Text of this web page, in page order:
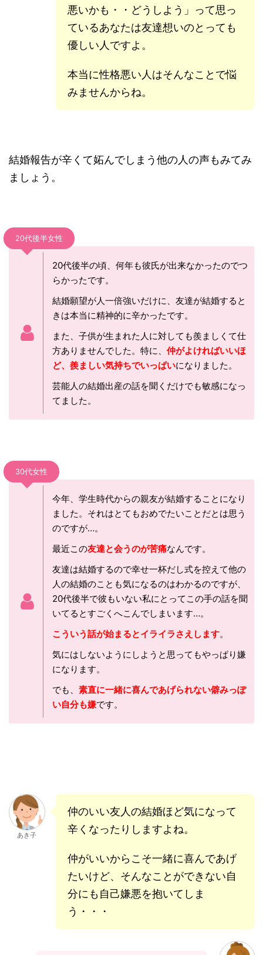
悪いかも・・どうしよう」って思っ
ているあなたは友達想いのとっても
優しい人ですよ。
本当に性格悪い人はそんなことで悩
みませんからね。
結婚報告が辛くて妬んでしまう他の人の声もみてみ
ましょう。
20代後半女性
20代後半の頃、何年も彼氏が出来なかったのでつ
らかったです。
結婚願望が人一倍強いだけに、友達が結婚すると
きは本当に精神的に辛かったです。
また、子供が生まれた人に対しても羨ましくて仕
方ありませんでした。特に、 仲がよければいいほ
ど、羨ましい気持ちでいっぱいになりました。
芸能人の結婚出産の話を聞くだけでも敏感になっ
てました。
30代女性
今年、学生時代からの親友が結婚することになり
ました。それはとてもおめでたいことだとは思う
のですが…。
最近この友達と会うのが苦痛なんです。
友達は結婚するので幸せ一杯だし式を控えて他の
人の結婚のことも気になるのはわかるのですが、
20代後半で彼もいない私にとってこの手の話を聞
いてるとすごくへこんでしまいます…。
こういう話が始まるとイライラさえします。
気にはしないようにしようと思ってもやっぱり嫌
になります。
でも、 素直に一緒に喜んであげられない僻みっぽ
い自分も嫌です。
あき子
仲のいい友人の結婚ほど気になって
辛くなったりしますよね。
仲がいいからこそ一緒に喜んであげ
たいけど、そんなことができない自
分にも自己嫌悪を抱いてしま
う・・・